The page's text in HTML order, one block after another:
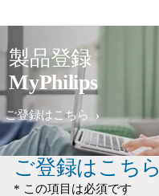
製品登録
MyPhilips
ご登録はこちら
ご登録はこち
* この項目は必須です